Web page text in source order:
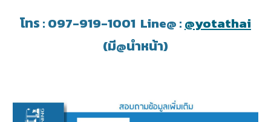
โทร : 097-919-1001 Line@ :@yotathai
(มี@นำหน้า)